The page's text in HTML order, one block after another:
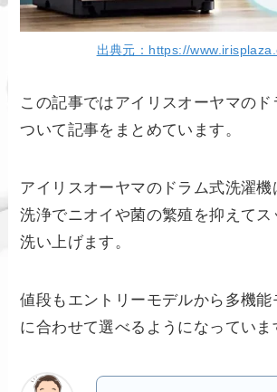
出典元：https://
この記事ではアイリスオーヤマのド
ついて記事をまとめています。
アイリスオーヤマのドラム式洗濯機
洗浄でニオイや菌の繁殖を抑えてス
洗い上げます。
値段もエントリーモデルから多機能
に合わせて選べるようになっていま